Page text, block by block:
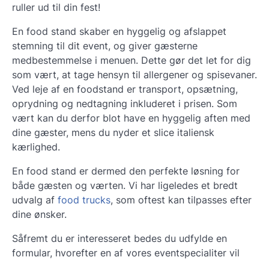
ruller ud til din fest!
En food stand skaber en hyggelig og afslappet
stemning til dit event, og giver gæsterne
medbestemmelse i menuen. Dette gør det let for dig
som vært, at tage hensyn til allergener og spisevaner.
Ved leje af en foodstand er transport, opsætning,
oprydning og nedtagning inkluderet i prisen. Som
vært kan du derfor blot have en hyggelig aften med
dine gæster, mens du nyder et slice italiensk
kærlighed.
En food stand er dermed den perfekte løsning for
både gæsten og værten. Vi har ligeledes et bredt
udvalg af food trucks, som oftest kan tilpasses efter
dine ønsker.
Såfremt du er interesseret bedes du udfylde en
formular, hvorefter en af vores eventspecialiter vil